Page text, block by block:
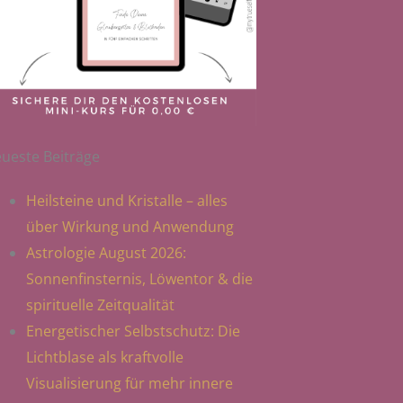
Beiträge
Heilsteine und Kristalle – alles
über Wirkung und Anwendung
Astrologie August 2026:
Sonnenfinsternis, Löwentor & die
spirituelle Zeitqualität
Energetischer Selbstschutz: Die
Lichtblase als kraftvolle
Visualisierung für mehr innere